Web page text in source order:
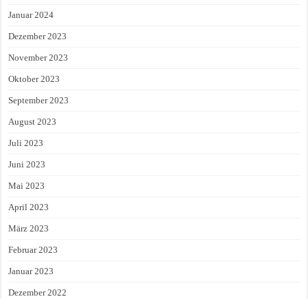
Januar 2024
Dezember 2023
November 2023
Oktober 2023
September 2023
August 2023
Juli 2023
Juni 2023
Mai 2023
April 2023
März 2023
Februar 2023
Januar 2023
Dezember 2022